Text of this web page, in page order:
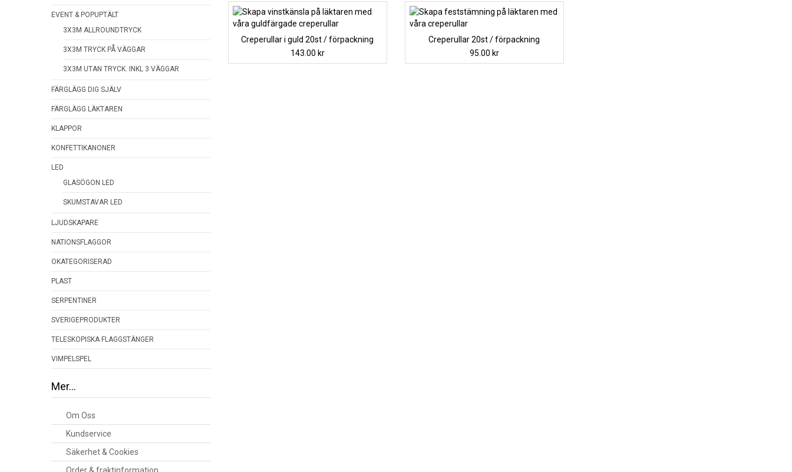
Creperullar i guld 20st / förpackning
143.00 kr
Creperullar 20st / förpackning
95.00 kr
EVENT & POPUPTÄLT
3X3M ALLROUNDTRYCK
3X3M TRYCK PÅ VÄGGAR
3X3M UTAN TRYCK. INKL 3 VÄGGAR
FÄRGLÄGG DIG SJÄLV
FÄRGLÄGG LÄKTAREN
KLAPPOR
KONFETTIKANONER
LED
GLASÖGON LED
SKUMSTAVAR LED
LJUDSKAPARE
NATIONSFLAGGOR
OKATEGORISERAD
PLAST
SERPENTINER
SVERIGEPRODUKTER
TELESKOPISKA FLAGGSTÄNGER
VIMPELSPEL
Mer…
Om Oss
Kundservice
Säkerhet & Cookies